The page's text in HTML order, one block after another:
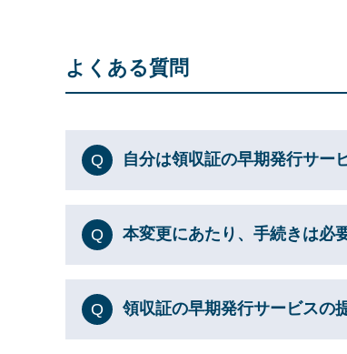
よくある質問
Q 自分は領収証の早期発行サー
Q 本変更にあたり、手続きは必要
Q 領収証の早期発行サービスの